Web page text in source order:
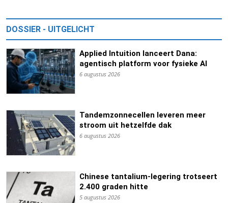
DOSSIER - UITGELICHT
Applied Intuition lanceert Dana:
agentisch platform voor fysieke AI
6 augustus 2026
Tandemzonnecellen leveren meer
stroom uit hetzelfde dak
6 augustus 2026
Chinese tantalium-legering trotseert
2.400 graden hitte
5 augustus 2026